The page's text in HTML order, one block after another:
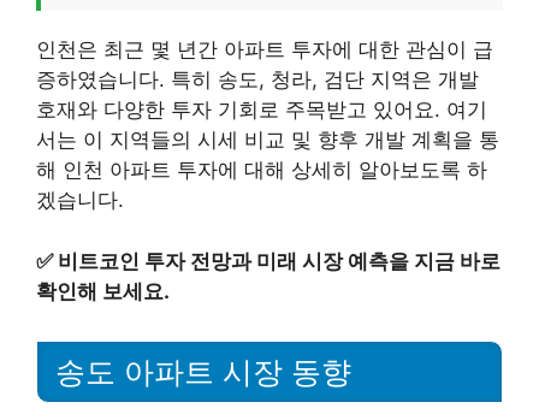
인천은 최근 몇 년간 아파트 투자에 대한 관심이 급
증하였습니다. 특히 송도, 청라, 검단 지역은 개발
호재와 다양한 투자 기회로 주목받고 있어요. 여기
서는 이 지역들의 시세 비교 및 향후 개발 계획을 통
해 인천 아파트 투자에 대해 상세히 알아보도록 하
겠습니다.
✅ 비트코인 투자 전망과 미래 시장 예측을 지금 바로
확인해 보세요.
송도 아파트 시장 동향